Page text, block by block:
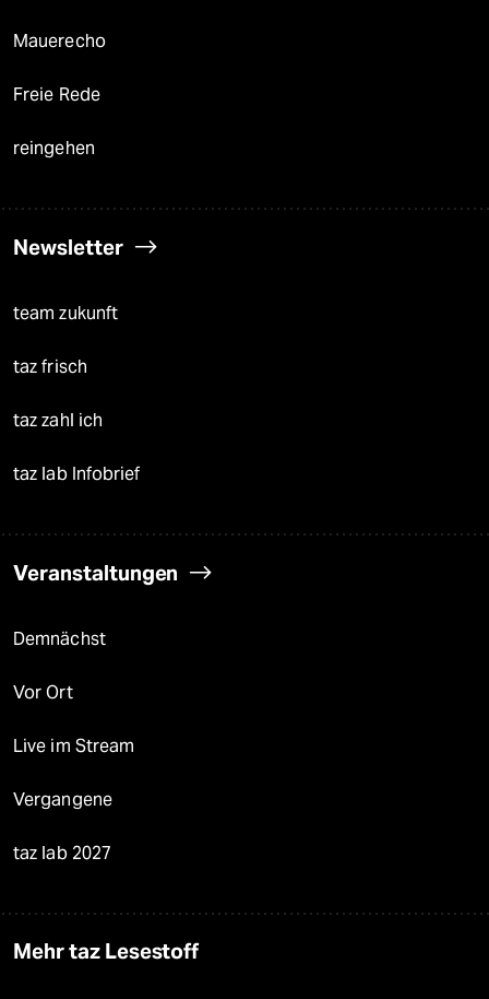
Mauerecho
Freie Rede
reingehen
Newsletter
team zukunft
taz frisch
taz zahl ich
taz lab Infobrief
Veranstaltungen
Demnächst
Vor Ort
Live im Stream
Vergangene
taz lab 2027
Mehr taz Lesestoff